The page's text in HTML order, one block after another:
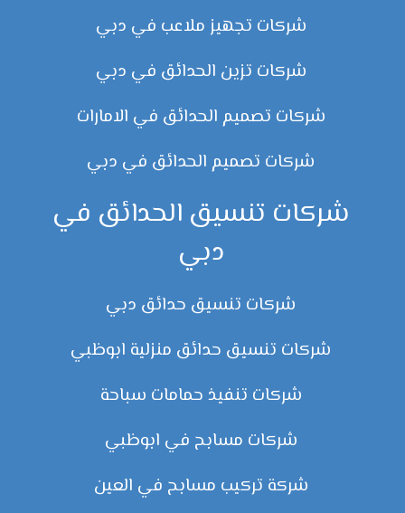
شركات تجهيز ملاعب في دبي
شركات تزين الحدائق في دبي
شركات تصميم الحدائق في الامارات
شركات تصميم الحدائق في دبي
شركات تنسيق الحدائق في
دبي
شركات تنسيق حدائق دبي
شركات تنسيق حدائق منزلية ابوظبي
شركات تنفيذ حمامات سباحة
شركات مسابح في ابوظبي
شركة تركيب مسابح في العين